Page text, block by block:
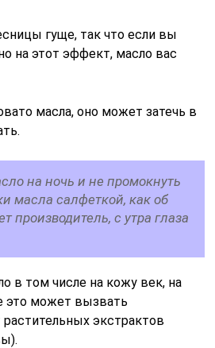
гуще, так что если вы
на этот эффект, масло вас
масла, оно может затечь в
на ночь и не промокнуть
масла салфеткой, как об
производитель, с утра глаза
в том числе на кожу век, на
это может вызвать
экстрактов